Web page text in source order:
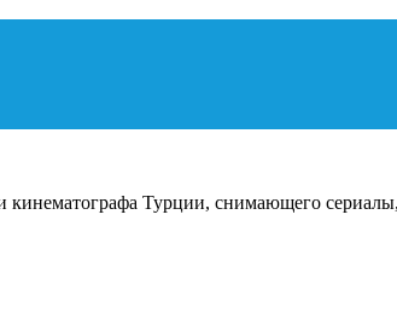
Турции, снимающего